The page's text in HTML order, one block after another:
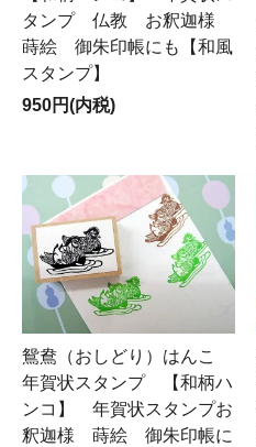
タンプ 仏教 お釈迦様
蒔絵 御朱印帳にも【和風
スタンプ】
950円(内税)
鴛鴦（おしどり）はんこ
年賀状スタンプ 【和柄ハ
ンコ】 年賀状スタンプお
釈迦様 蒔絵 御朱印帳に